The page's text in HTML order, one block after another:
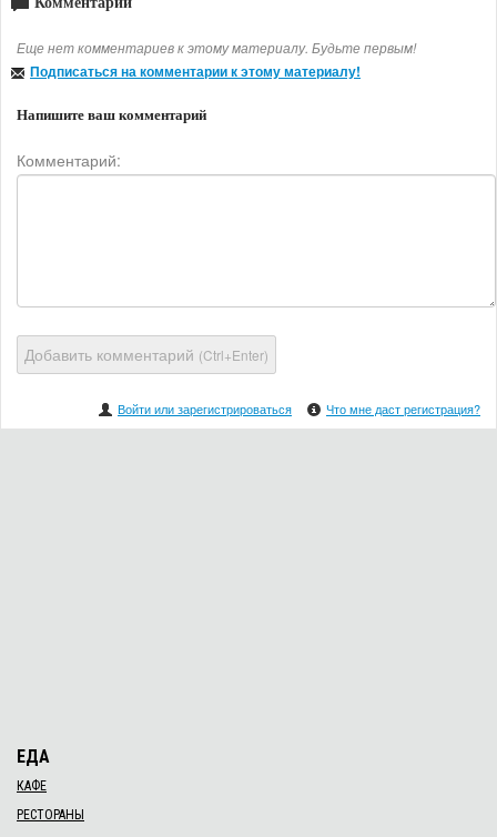
Еще нет комментариев к этому материалу. Будьте первым!
Подписаться на комментарии к этому материалу!
Напишите ваш комментарий
Комментарий:
Добавить комментарий (Ctrl+Enter)
Войти или зарегистрироваться Что мне даст регистрация?
ЕДА
КАФЕ
РЕСТОРАНЫ